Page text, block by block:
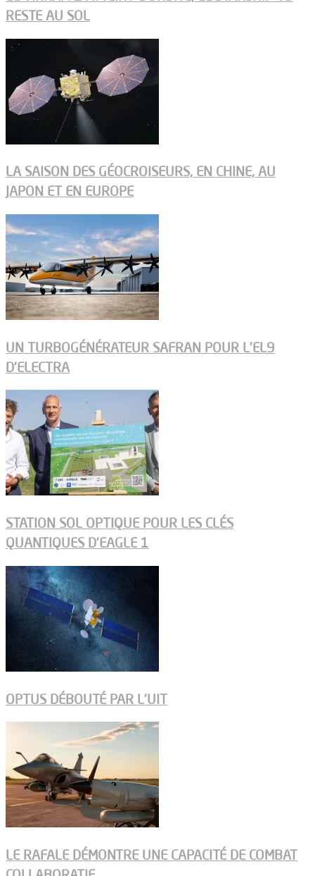
RESTE AU SOL
LA SAISON DES GÉOCROISEURS, EN CHINE, AU
JAPON ET EN EUROPE
UN TURBOGÉNÉRATEUR SAFRAN POUR L’EL9
D’ELECTRA
STATION SOL OPTIQUE POUR LES CLÉS
QUANTIQUES D’EAGLE 1
OPTUS DÉBOUTÉ PAR L’UIT
LE RAFALE DÉMONTRE UNE CAPACITÉ DE COMBAT